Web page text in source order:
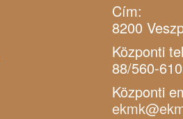
Cím:
8200
Központi
88/560-
Központi